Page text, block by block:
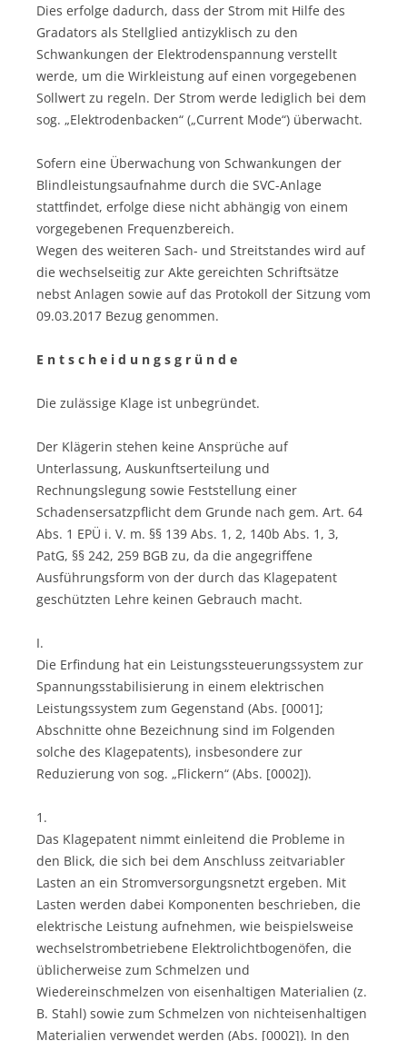
Dies erfolge dadurch, dass der Strom mit Hilfe des
Gradators als Stellglied antizyklisch zu den
Schwankungen der Elektrodenspannung verstellt
werde, um die Wirkleistung auf einen vorgegebenen
Sollwert zu regeln. Der Strom werde lediglich bei dem
sog. „Elektrodenbacken“ („Current Mode“) überwacht.
Sofern eine Überwachung von Schwankungen der
Blindleistungsaufnahme durch die SVC-Anlage
stattfindet, erfolge diese nicht abhängig von einem
vorgegebenen Frequenzbereich.
Wegen des weiteren Sach- und Streitstandes wird auf
die wechselseitig zur Akte gereichten Schriftsätze
nebst Anlagen sowie auf das Protokoll der Sitzung vom
09.03.2017 Bezug genommen.
E n t s c h e i d u n g s g r ü n d e
Die zulässige Klage ist unbegründet.
Der Klägerin stehen keine Ansprüche auf
Unterlassung, Auskunftserteilung und
Rechnungslegung sowie Feststellung einer
Schadensersatzpflicht dem Grunde nach gem. Art. 64
Abs. 1 EPÜ i. V. m. §§ 139 Abs. 1, 2, 140b Abs. 1, 3,
PatG, §§ 242, 259 BGB zu, da die angegriffene
Ausführungsform von der durch das Klagepatent
geschützten Lehre keinen Gebrauch macht.
I.
Die Erfindung hat ein Leistungssteuerungssystem zur
Spannungsstabilisierung in einem elektrischen
Leistungssystem zum Gegenstand (Abs. [0001];
Abschnitte ohne Bezeichnung sind im Folgenden
solche des Klagepatents), insbesondere zur
Reduzierung von sog. „Flickern“ (Abs. [0002]).
1.
Das Klagepatent nimmt einleitend die Probleme in
den Blick, die sich bei dem Anschluss zeitvariabler
Lasten an ein Stromversorgungsnetzt ergeben. Mit
Lasten werden dabei Komponenten beschrieben, die
elektrische Leistung aufnehmen, wie beispielsweise
wechselstrombetriebene Elektrolichtbogenöfen, die
üblicherweise zum Schmelzen und
Wiedereinschmelzen von eisenhaltigen Materialien (z.
B. Stahl) sowie zum Schmelzen von nichteisenhaltigen
Materialien verwendet werden (Abs. [0002]). In den